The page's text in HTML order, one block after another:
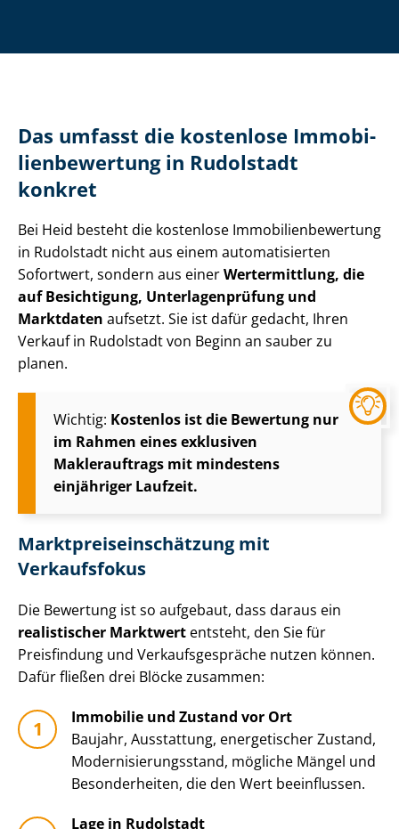
Das umfasst die kostenlose Im­mo­bi­
li­en­be­wer­tung in Rudolstadt
konkret
Bei Heid besteht die kostenlose Im­mo­bi­li­en­be­wer­tung
in Rudolstadt nicht aus einem automatisierten
Sofortwert, sondern aus einerWertermittlung, die
auf Besichtigung, Un­ter­la­gen­prü­fung und
Marktdaten aufsetzt. Sie ist dafür gedacht, Ihren
Verkauf in Rudolstadt von Beginn an sauber zu
planen.
Wichtig: Kostenlos ist die Bewertung nur
im Rahmen eines exklusiven
Maklerauftrags mit mindestens
einjähriger Laufzeit.
Markt­preis­ein­schät­zung mit
Verkaufsfokus
Die Bewertung ist so aufgebaut, dass daraus ein
realistischer Marktwert entsteht, den Sie für
Preisfindung und Ver­kaufs­ge­sprä­che nutzen können.
Dafür fließen drei Blöcke zusammen:
Immobilie und Zustand vor Ort
Baujahr, Ausstattung, energetischer Zustand,
Mo­der­ni­sie­rungs­stand, mögliche Mängel und
Besonderheiten, die den Wert beeinflussen.
Lage in Rudolstadt